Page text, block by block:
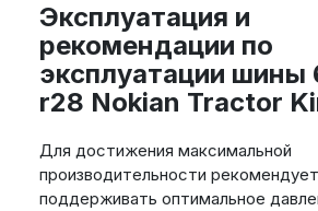
Эксплуатация и
рекомендации по
эксплуатации
r28 Nokian Tractor
Для достижения максимальной
производительности
поддерживать оптимальное